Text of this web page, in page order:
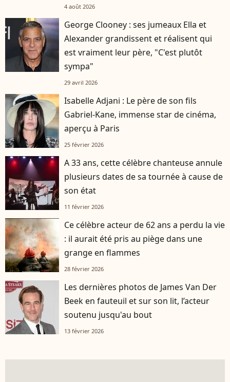
4 août 2026
George Clooney : ses jumeaux Ella et
Alexander grandissent et réalisent qui
est vraiment leur père, "C'est plutôt
sympa"
29 avril 2026
Isabelle Adjani : Le père de son fils
Gabriel-Kane, immense star de cinéma,
aperçu à Paris
25 février 2026
A 33 ans, cette célèbre chanteuse annule
plusieurs dates de sa tournée à cause de
son état
11 février 2026
Ce célèbre acteur de 62 ans a perdu la vie
: il aurait été pris au piège dans une
grange en flammes
28 février 2026
Les dernières photos de James Van Der
Beek en fauteuil et sur son lit, l’acteur
soutenu jusqu'au bout
13 février 2026